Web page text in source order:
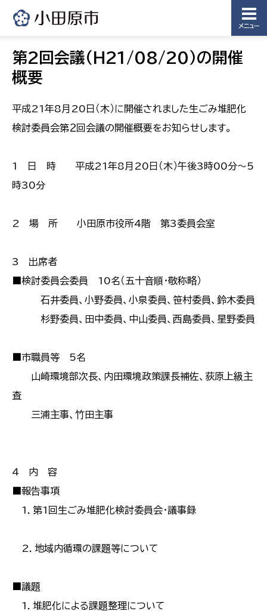
メニュー
第2回会議（H21/08/20）の開催
概要
平成21年8月20日（木）に開催されました生ごみ堆肥化
検討委員会第２回会議の開催概要をお知らせします。
1 日 時 平成21年8月20日（木）午後3時00分〜5
時30分
2 場 所 小田原市役所4階 第3委員会室
3 出席者
■検討委員会委員 10名（五十音順・敬称略）
石井委員、小野委員、小泉委員、笹村委員、鈴木委員
杉野委員、田中委員、中山委員、西島委員、星野委員
■市職員等 5名
山崎環境部次長、内田環境政策課長補佐、荻原上級主
査
三浦主事、竹田主事
4 内 容
■報告事項
1．第1回生ごみ堆肥化検討委員会・議事録
2．地域内循環の課題等について
■議題
1．堆肥化による課題整理について